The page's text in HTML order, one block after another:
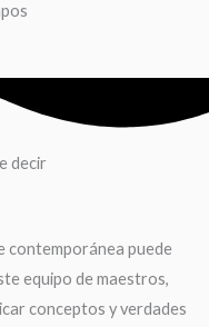
decir
contemporánea puede
equipo de maestros,
conceptos y verdades